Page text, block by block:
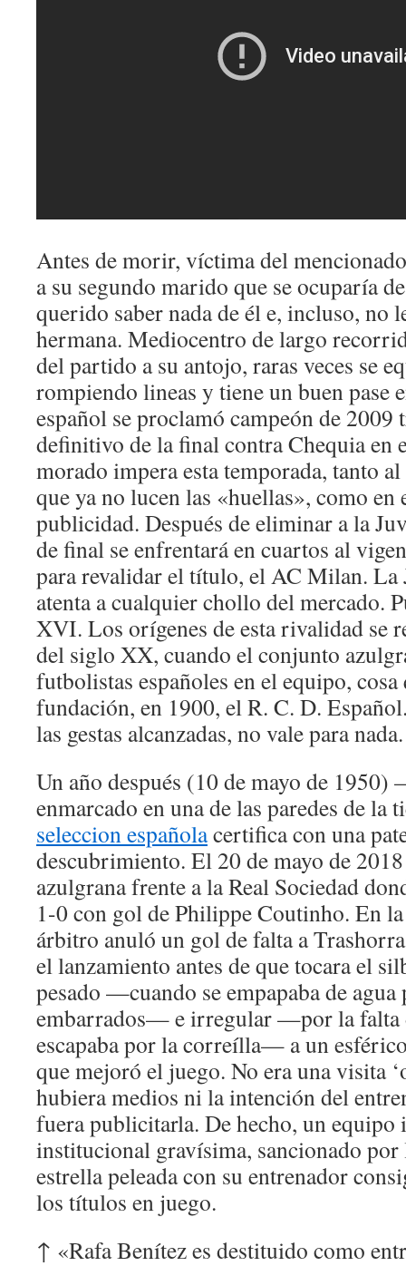
Antes de morir, víctima del
a su segundo marido que se ocuparía
querido saber nada de él e, incluso, no
hermana. Mediocentro de largo
del partido a su antojo, raras veces se
rompiendo lineas y tiene un buen pase
español se proclamó campeón de 2009
definitivo de la final contra Chequia en
morado impera esta temporada, tanto
que ya no lucen las «huellas», como
publicidad. Después de eliminar a la
de final se enfrentará en cuartos al
para revalidar el título, el AC Milan. La
atenta a cualquier chollo del mercado.
XVI. Los orígenes de esta rivalidad se
del siglo XX, cuando el conjunto
futbolistas españoles en el equipo,
fundación, en 1900, el R. C. D.
las gestas alcanzadas, no vale para nada.
Un año después (10 de mayo de 1950)
enmarcado en una de las paredes de
seleccion españolacertifica con una
descubrimiento. El 20 de mayo de
azulgrana frente a la Real Sociedad
1-0 con gol de Philippe Coutinho. En
árbitro anuló un gol de falta a
el lanzamiento antes de que tocara el
pesado —cuando se empapaba de
embarrados— e irregular —por la falta
escapaba por la correílla— a un
que mejoró el juego. No era una visita
hubiera medios ni la intención del
fuera publicitarla. De hecho, un equipo
institucional gravísima, sancionado
estrella peleada con su entrenador
los títulos en juego.
↑ «Rafa Benítez es destituido como